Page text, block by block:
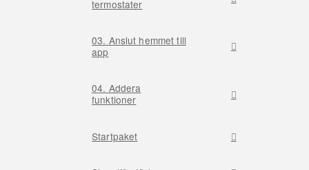
termostater
03. Anslut hemmet till
app
04. Addera
funktioner
Startpaket